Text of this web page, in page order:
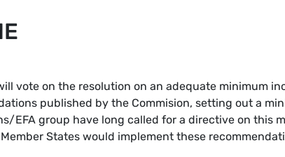
vote on the resolution on an adequate minimum
published by the Commision, setting out a
EFA group have long called for a directive on this
States would implement these